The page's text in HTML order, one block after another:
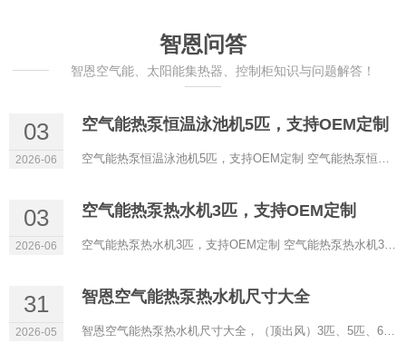
智恩问答
智恩空气能、太阳能集热器、控制柜知识与问题解答！
03
2026-06
空气能热泵恒温泳池机5匹，支持OEM定制
03
2026-06
空气能热泵热水机3匹，支持OEM定制
31
2026-05
智恩空气能热泵热水机尺寸大全